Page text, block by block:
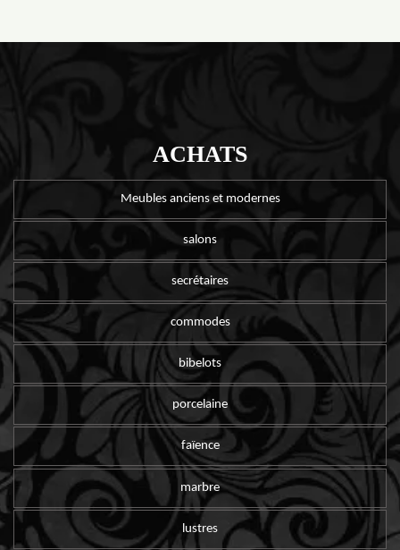
ACHATS
Meubles anciens et modernes
salons
secrétaires
commodes
bibelots
porcelaine
faïence
marbre
lustres